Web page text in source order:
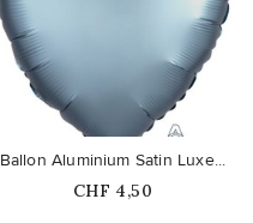
favorite_border
Ballon Aluminium Satin Luxe...
Prix
CHF 4,50